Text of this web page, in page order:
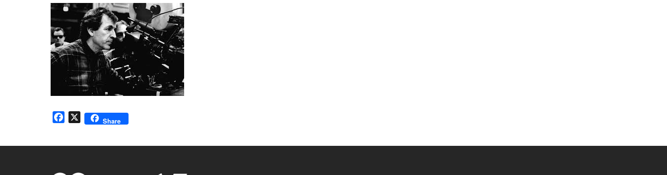
Facebook
X Share